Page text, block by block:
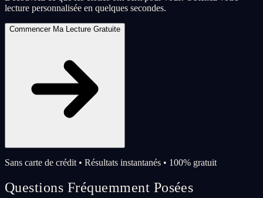
lecture personnalisée en quelques secondes.
Commencer Ma Lecture Gratuite
Sans carte de crédit • Résultats instantanés • 100% gratuit
Questions Fréquemment Posées